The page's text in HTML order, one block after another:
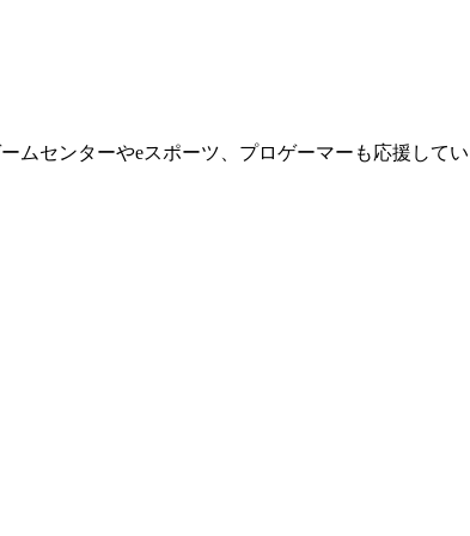
ムセンターやeスポーツ、プロゲーマーも応援して